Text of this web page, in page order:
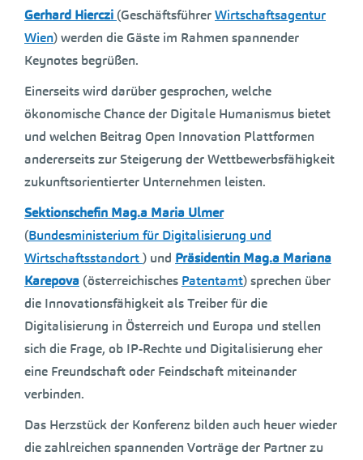
Gerhard Hierczi (GeschäftsführerWirtschaftsagentur
Wien) werden die Gäste im Rahmen spannender
Keynotes begrüßen.
Einerseits wird darüber gesprochen, welche
ökonomische Chance der Digitale Humanismus bietet
und welchen Beitrag Open Innovation Plattformen
andererseits zur Steigerung der Wettbewerbsfähigkeit
zukunftsorientierter Unternehmen leisten.
Sektionschefin Mag.a Maria Ulmer
(Bundesministerium für Digitalisierung und
Wirtschaftsstandort) und Präsidentin Mag.a Mariana
Karepova (österreichisches Patentamt) sprechen über
die Innovationsfähigkeit als Treiber für die
Digitalisierung in Österreich und Europa und stellen
sich die Frage, ob IP-Rechte und Digitalisierung eher
eine Freundschaft oder Feindschaft miteinander
verbinden.
Das Herzstück der Konferenz bilden auch heuer wieder
die zahlreichen spannenden Vorträge der Partner zu